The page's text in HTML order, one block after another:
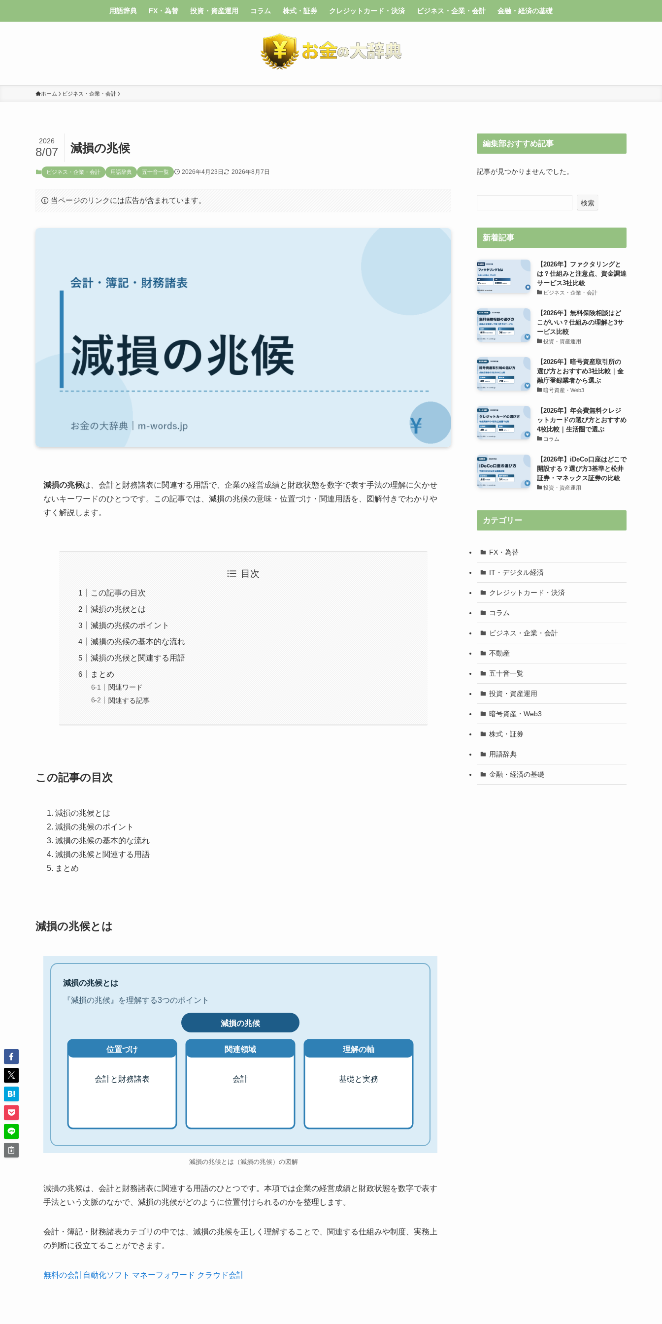
用語辞典 FX・為替 投資・資産運用 コラム 株式・証券 クレジットカード・決済 ビジネス・企業・会計 金融・経済の基礎
ホーム ビジネス・企業・会計
減損の兆候
2026
8/07
ビジネス・企業・会計 用語辞典 五十音一覧 2026年4月23日 2026年8月7日
当ページのリンクには広告が含まれています。
減損の兆候は、会計と財務諸表に関連する用語で、企業の経営成績と財政状態を数字で表す手法の理解に欠かせ
ないキーワードのひとつです。この記事では、減損の兆候の意味・位置づけ・関連用語を、図解付きでわかりや
すく解説します。
目次
この記事の目次
減損の兆候とは
減損の兆候のポイント
減損の兆候の基本的な流れ
減損の兆候と関連する用語
まとめ
関連ワード
関連する記事
この記事の目次
減損の兆候とは
減損の兆候のポイント
減損の兆候の基本的な流れ
減損の兆候と関連する用語
まとめ
減損の兆候とは
減損の兆候とは
『減損の兆候』を理解する3つのポイント
減損の兆候
位置づけ
会計と財務諸表
関連領域
会計
理解の軸
基礎と実務
減損の兆候とは（減損の兆候）の図解
減損の兆候は、会計と財務諸表に関連する用語のひとつです。本項では企業の経営成績と財政状態を数字で表す
手法という文脈のなかで、減損の兆候がどのように位置付けられるのかを整理します。
会計・簿記・財務諸表カテゴリの中では、減損の兆候を正しく理解することで、関連する仕組みや制度、実務上
の判断に役立てることができます。
無料の会計自動化ソフト マネーフォワード クラウド会計
編集部おすすめ記事
記事が見つかりませんでした。
検索
新着記事
【2026年】ファクタリングと
は？仕組みと注意点、資金調達
サービス3社比較
ビジネス・企業・会計
【2026年】無料保険相談はど
こがいい？仕組みの理解と3サ
ービス比較
投資・資産運用
【2026年】暗号資産取引所の
選び方とおすすめ3社比較｜金
融庁登録業者から選ぶ
暗号資産・Web3
【2026年】年会費無料クレジ
ットカードの選び方とおすすめ
4枚比較｜生活圏で選ぶ
コラム
【2026年】iDeCo口座はどこで
開設する？選び方3基準と松井
証券・マネックス証券の比較
投資・資産運用
カテゴリー
FX・為替
IT・デジタル経済
クレジットカード・決済
コラム
ビジネス・企業・会計
不動産
五十音一覧
投資・資産運用
暗号資産・Web3
株式・証券
用語辞典
金融・経済の基礎